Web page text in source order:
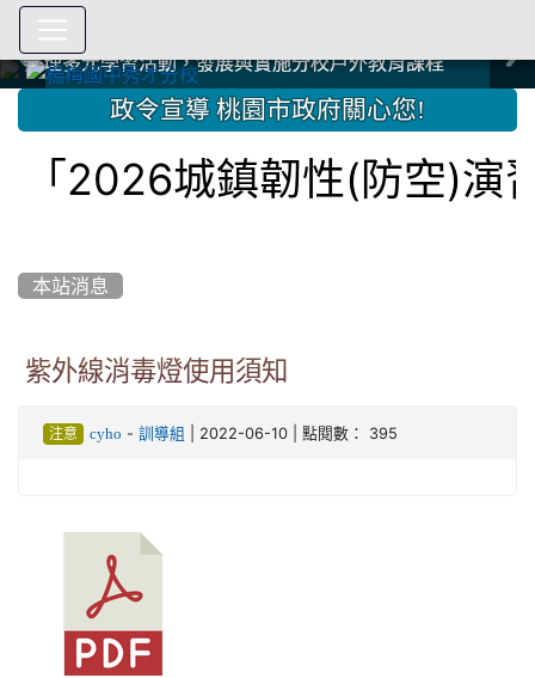
中國信託商業銀行 2023.04.22 愛傳球計畫
中國信託商業銀行 2023.04.22 愛傳球計畫
辦理多元學習活動，發展與實施分校戶外教育課程
辦理多元學習活動，發展與實施分校戶外教育課程
爭取社會資源，傳愛與溫暖：2024.3.19 桃園市家長會與桃
園女子美容商業童也工會義剪活動
爭取社會資源，傳愛與溫暖：2024.3.19 桃園市家長會與桃
園女子美容商業童也工會義剪活動
112學年度畢業學生與師長合照
112學年度畢業學生與師長合照
辦理多元學習活動，發展與實施分校戶外教育課程
辦理多元學習活動，發展與實施分校戶外教育課程
爭取社會資源，傳愛與溫暖：110.12.22 國際獅子會與本校
師生歲末感恩活動
爭取社會資源，傳愛與溫暖：110.12.22 國際獅子會與本校
師生歲末感恩活動
爭取社會資源，傳愛與溫暖：110.12.22 國際獅子會贈送本
校學生耶誕禮物
爭取社會資源，傳愛與溫暖：110.12.22 國際獅子會贈送本
校學生耶誕禮物
112.9.27參觀客家博覽會
112.9.27參觀客家博覽會
2023.12.27 國際獅子會贈送本校學生耶誕禮物
2023.12.27 國際獅子會贈送本校學生耶誕禮物
2023.12.27 國際獅子會贊助本校學生獎助學金
2023.12.27 國際獅子會贊助本校學生獎助學金
2023.12.27 聖誕感恩歌謠競賽；本校師生與國際獅子會獅
兄、師姐同樂
2023.12.27 聖誕感恩歌謠競賽；本校師生與國際獅子會獅
兄、師姐同樂
建置優質學習空間；合作互惠，建立良善公共關係
建置優質學習空間；合作互惠，建立良善公共關係
::: 政令宣導 桃園市政府關心您!
城鎮韌性(防空)演習」
本站消息
紫外線消毒燈使用須知
注意 cyho - 訓導組 | 2022-06-10 | 點閱數： 395